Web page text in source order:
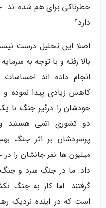
خطرناکی برای هم شده
دارد؟
اصلا این تحلیل درست
بالا رفته و با توجه به
انجام داده اند
کاهش زیادی پیدا نموده
خودشان را درگیر جنگ با
دو کشوری اتمی هستند و
پرسودشان بر اثر جنگ
میلیون ها نفر جانشان را
داد. ما در جنگ سرد و جنگ
گرفتند. اما کار به جنگ
است که در اینده نزدیک